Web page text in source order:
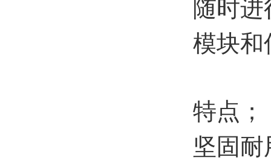
随时
模块和
特点；
坚固